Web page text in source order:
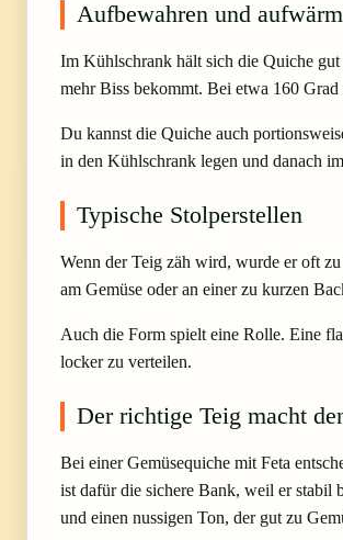
Aufbewahren und
Im Kühlschrank hält sich die Quiche
mehr Biss bekommt. Bei etwa 160
Du kannst die Quiche auch
in den Kühlschrank legen und danach
Typische Stolperstellen
Wenn der Teig zäh wird, wurde er oft
am Gemüse oder an einer zu kurzen
Auch die Form spielt eine Rolle. Eine
locker zu verteilen.
Der richtige Teig macht
Bei einer Gemüsequiche mit Feta
ist dafür die sichere Bank, weil er stabil
und einen nussigen Ton, der gut zu